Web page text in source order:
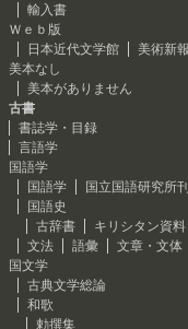
輸入書
Ｗｅｂ版
日本近代文学館
美術新報
美本なし
美本がありません
古書
書誌学・目録
言語学
国語学
国語学
国立国語研究所
国語史
古辞書
キリシタン資料
文法
語彙 文章・文体
国文学
古典文学総論
和歌
勅撰集